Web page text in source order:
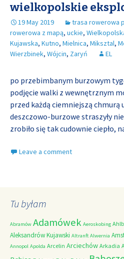
wielkopolskie
19 May 2019 trasa rowerowa
rowerowa z mapą, uckie,
Kujawska, Kutno, Mielnica, Miksztal,
Wierzbinek, Wójcin, Zaryń EL
po przebimbanym burzowym
podjęcie walki z wewnętrznym
przed każdą ciemniejszą
deszczowo-burzowe straszyły
zrobiło się tak cudownie ciepło,
Leave a comment
Tu byłam
Abramów Adamówek Aeroskobing
Aleksandrów Kujawski Altranft Alwernia
Annopol Apolda Arcelin Arciechów Arkadia